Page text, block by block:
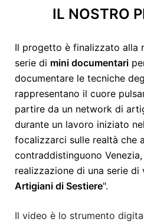
IL NOSTRO
Il progetto è finalizzato alla
serie di mini documentari
documentare le tecniche
rappresentano il cuore
partire da un network di
durante un lavoro iniziato
focalizzarci sulle realtà che
contraddistinguono
realizzazione di una serie
Artigiani di Sestiere".
Il video è lo strumento